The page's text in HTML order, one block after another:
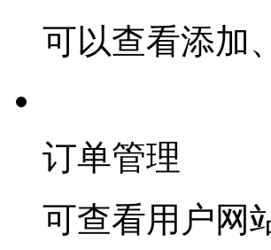
可以查看添加
订单管理
可查看用户网